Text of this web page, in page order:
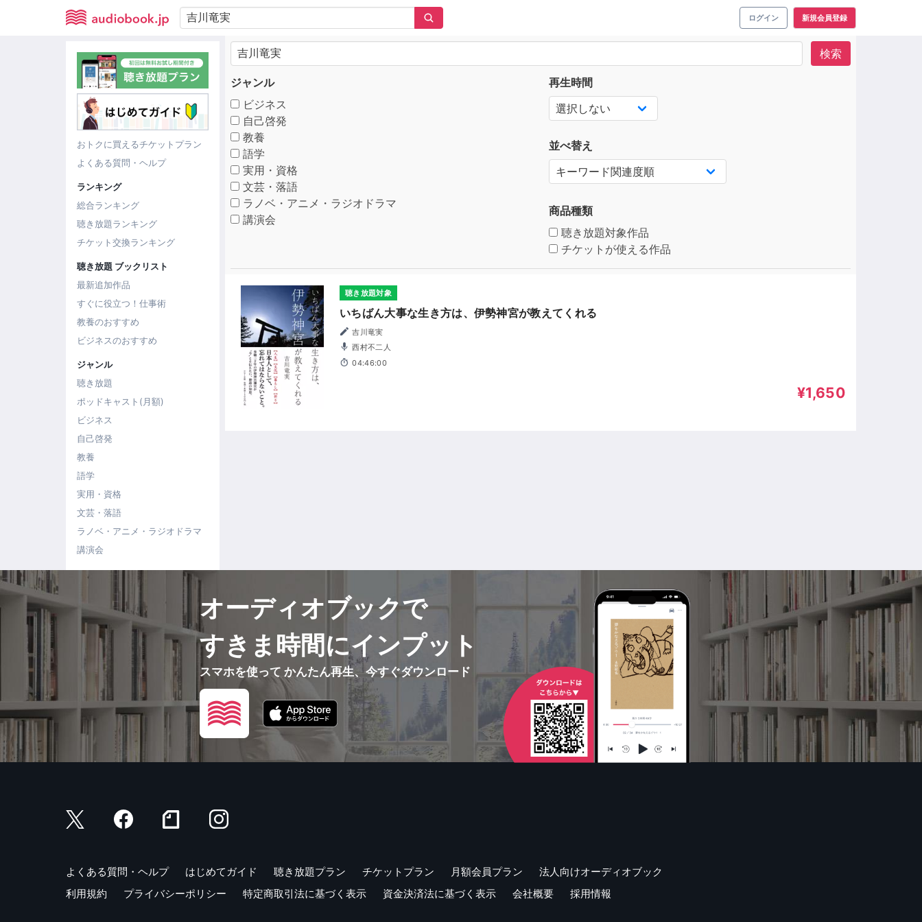
ログイン 新規会員登録
おトクに買えるチケットプラン
よくある質問・ヘルプ
ランキング
総合ランキング
聴き放題ランキング
チケット交換ランキング
聴き放題 ブックリスト
最新追加作品
すぐに役立つ！仕事術
教養のおすすめ
ビジネスのおすすめ
ジャンル
聴き放題
ポッドキャスト(月額)
ビジネス
自己啓発
教養
語学
実用・資格
文芸・落語
ラノベ・アニメ・ラジオドラマ
講演会
検索
ジャンル
ビジネス
自己啓発
教養
語学
実用・資格
文芸・落語
ラノベ・アニメ・ラジオドラマ
講演会
再生時間
並べ替え
商品種類
聴き放題対象作品
チケットが使える作品
聴き放題対象
いちばん大事な生き方は、伊勢神宮が教えてくれる
吉川竜実
西村不二人
04:46:00
¥1,650
オーディオブックで
すきま時間にインプット
スマホを使って かんたん再生、今すぐダウンロード
よくある質問・ヘルプ はじめてガイド 聴き放題プラン チケットプラン 月額会員プラン
法人向けオーディオブック
利用規約
プライバシーポリシー 特定商取引法に基づく表示 資金決済法に基づく表示 会社概要 採用情報